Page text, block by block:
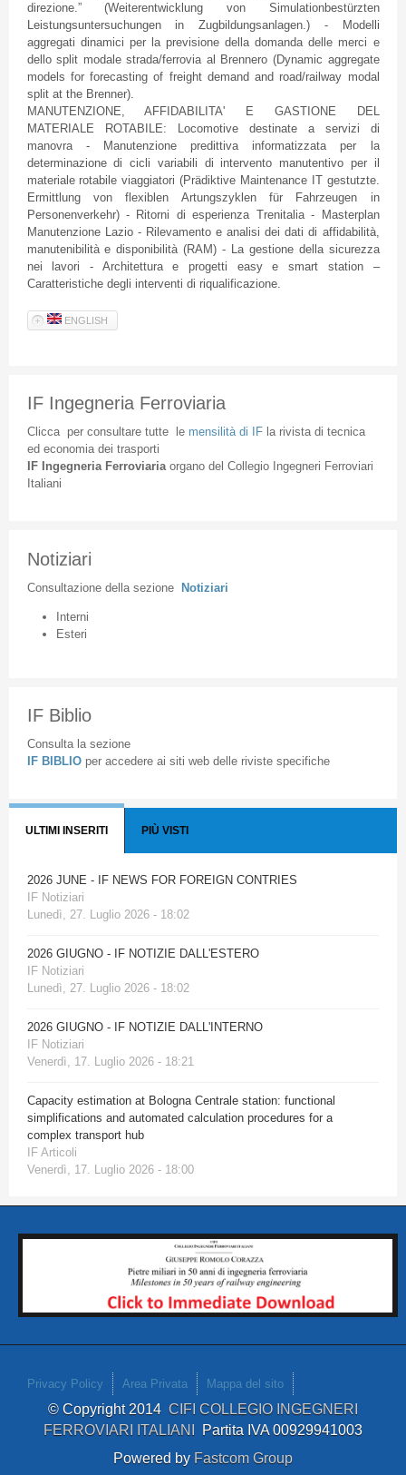
direzione.” (Weiterentwicklung von Simulationbestürzten
Leistungsuntersuchungen in Zugbildungsanlagen.) - Modelli
aggregati dinamici per la previsione della domanda delle merci e
dello split modale strada/ferrovia al Brennero (Dynamic aggregate
models for forecasting of freight demand and road/railway modal
split at the Brenner).
MANUTENZIONE, AFFIDABILITA' E GASTIONE DEL
MATERIALE ROTABILE: Locomotive destinate a servizi di
manovra - Manutenzione predittiva informatizzata per la
determinazione di cicli variabili di intervento manutentivo per il
materiale rotabile viaggiatori (Prädiktive Maintenance IT gestutzte.
Ermittlung von flexiblen Artungszyklen für Fahrzeugen in
Personenverkehr) - Ritorni di esperienza Trenitalia - Masterplan
Manutenzione Lazio - Rilevamento e analisi dei dati di affidabilità,
manutenibilità e disponibilità (RAM) - La gestione della sicurezza
nei lavori - Architettura e progetti easy e smart station –
Caratteristiche degli interventi di riqualificazione.
ENGLISH
IF Ingegneria Ferroviaria
Cliccaper consultare tuttele mensilità di IFla rivista di tecnica
ed economia dei trasporti
IF Ingegneria Ferroviaria organodel Collegio Ingegneri Ferroviari
Italiani
Notiziari
Consultazione della sezione Notiziari
Interni
Esteri
IF Biblio
Consulta la sezione
IF BIBLIO per accedere ai siti web delle riviste specifiche
ULTIMI INSERITI PIÙ VISTI
2026 JUNE - IF NEWS FOR FOREIGN CONTRIES
IF Notiziari
Lunedì, 27. Luglio 2026 - 18:02
2026 GIUGNO - IF NOTIZIE DALL'ESTERO
IF Notiziari
Lunedì, 27. Luglio 2026 - 18:02
2026 GIUGNO - IF NOTIZIE DALL'INTERNO
IF Notiziari
Venerdì, 17. Luglio 2026 - 18:21
Capacity estimation at Bologna Centrale station: functional
simplifications and automated calculation procedures for a
complex transport hub
IF Articoli
Venerdì, 17. Luglio 2026 - 18:00
Privacy Policy Area Privata Mappa del sito
© Copyright 2014 CIFI COLLEGIO INGEGNERI
FERROVIARI ITALIANI Partita IVA 00929941003
Powered by Fastcom Group